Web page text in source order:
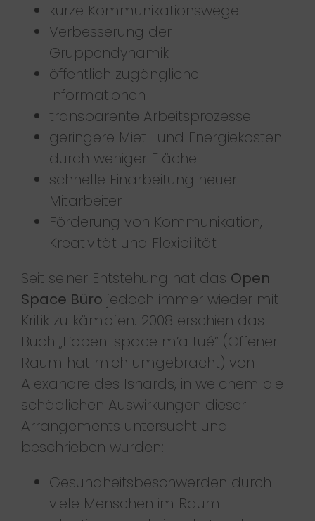
kurze Kommunikationswege
Verbesserung der
Gruppendynamik
öffentlich zugängliche
Informationen
transparente Arbeitsprozesse
geringere Miet- und Energiekosten
durch weniger Fläche
schnelle Einarbeitung neuer
Mitarbeiter
Förderung von Kommunikation,
Kreativität und Flexibilität
Seit seiner Entstehung hat das Open
Space Büro jedoch immer wieder mit
Kritik zu kämpfen. 2008 erschien das
Buch „L’open-space m’a tué“ (Offener
Raum hat mich umgebracht) von
Alexandre des Isnards, in welchem die
schädlichen Auswirkungen dieser
Arrangements untersucht und
beschrieben wurden:
Gesundheitsbeschwerden durch
viele Menschen im Raum